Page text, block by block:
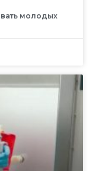
молодых